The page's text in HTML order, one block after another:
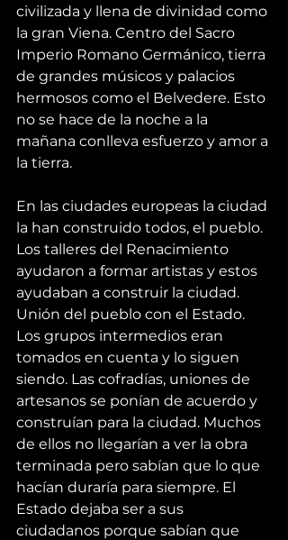
civilizada y llena de divinidad como
la gran Viena. Centro del Sacro
Imperio Romano Germánico, tierra
de grandes músicos y palacios
hermosos como el Belvedere. Esto
no se hace de la noche a la
mañana conlleva esfuerzo y amor a
la tierra.
En las ciudades europeas la ciudad
la han construido todos, el pueblo.
Los talleres del Renacimiento
ayudaron a formar artistas y estos
ayudaban a construir la ciudad.
Unión del pueblo con el Estado.
Los grupos intermedios eran
tomados en cuenta y lo siguen
siendo. Las cofradías, uniones de
artesanos se ponían de acuerdo y
construían para la ciudad. Muchos
de ellos no llegarían a ver la obra
terminada pero sabían que lo que
hacían duraría para siempre. El
Estado dejaba ser a sus
ciudadanos porque sabían que